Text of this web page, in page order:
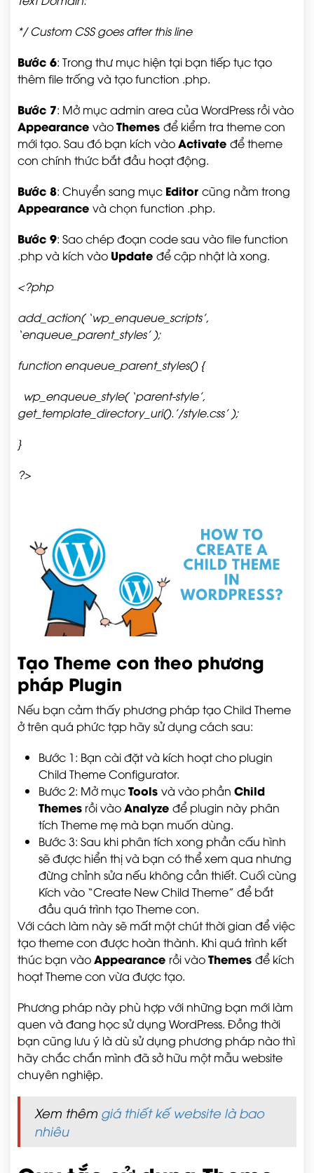
*/ Custom CSS goes after this line
Bước 6: Trong thư mục hiện tại bạn tiếp tục tạo
thêm file trống và tạo function .php.
Bước 7: Mở mục admin area của WordPress rồi vào
Appearance vàoThemes để kiểm tra theme con
mới tạo. Sau đó bạn kích vào Activate để theme
con chính thức bắt đầu hoạt động.
Bước 8: Chuyển sang mục Editor cũng nằm trong
Appearance và chọn function .php.
Bước 9: Sao chép đoạn code sau vào file function
.php và kích vào Update để cập nhật là xong.
<?php
add_action( ‘wp_enqueue_scripts’,
‘enqueue_parent_styles’ );
function enqueue_parent_styles() {
wp_enqueue_style( ‘parent-style’,
get_template_directory_uri().’/style.css’ );
}
?>
Tạo Theme con theo phương
pháp Plugin
Nếu bạn cảm thấy phương pháp tạo Child Theme
ở trên quá phức tạp hãy sử dụng cách sau:
Bước 1: Bạn cài đặt và kích hoạt cho plugin
Child Theme Configurator.
Bước 2: Mở mụcTools và vào phần Child
Themes rồi vàoAnalyze để plugin này phân
tích Theme mẹ mà bạn muốn dùng.
Bước 3: Sau khi phân tích xong phần cấu hình
sẽ được hiển thị và bạn có thể xem qua nhưng
đừng chỉnh sửa nếu không cần thiết. Cuối cùng
Kích vào “Create New Child Theme” để bắt
đầu quá trình tạo Theme con.
Với cách làm này sẽ mất một chút thời gian để việc
tạo theme con được hoàn thành. Khi quá trình kết
thúc bạn vàoAppearance rồi vàoThemes để kích
hoạt Theme con vừa được tạo.
Phương pháp này phù hợp với những bạn mới làm
quen và đang học sử dụng WordPress. Đồng thời
bạn cũng lưu ý là dù sử dụng phương pháp nào thì
hãy chắc chắn mình đã sở hữu một mẫu website
chuyên nghiệp.
Xem thêm giá thiết kế website là bao
nhiêu